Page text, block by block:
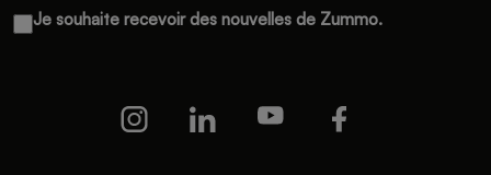
Je souhaite recevoir des nouvelles de Zummo.